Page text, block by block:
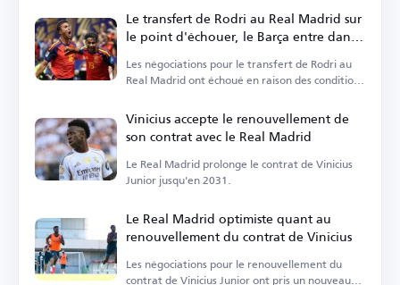
Le transfert de Rodri au Real Madrid sur
le point d'échouer, le Barça entre dans
la course
Les négociations pour le transfert de Rodri au
Real Madrid ont échoué en raison des conditions
Vinicius accepte le renouvellement de
son contrat avec le Real Madrid
Le Real Madrid prolonge le contrat de Vinicius
Junior jusqu'en 2031.
Le Real Madrid optimiste quant au
renouvellement du contrat de Vinicius
Les négociations pour le renouvellement du
contrat de Vinicius Junior ont pris un nouveau